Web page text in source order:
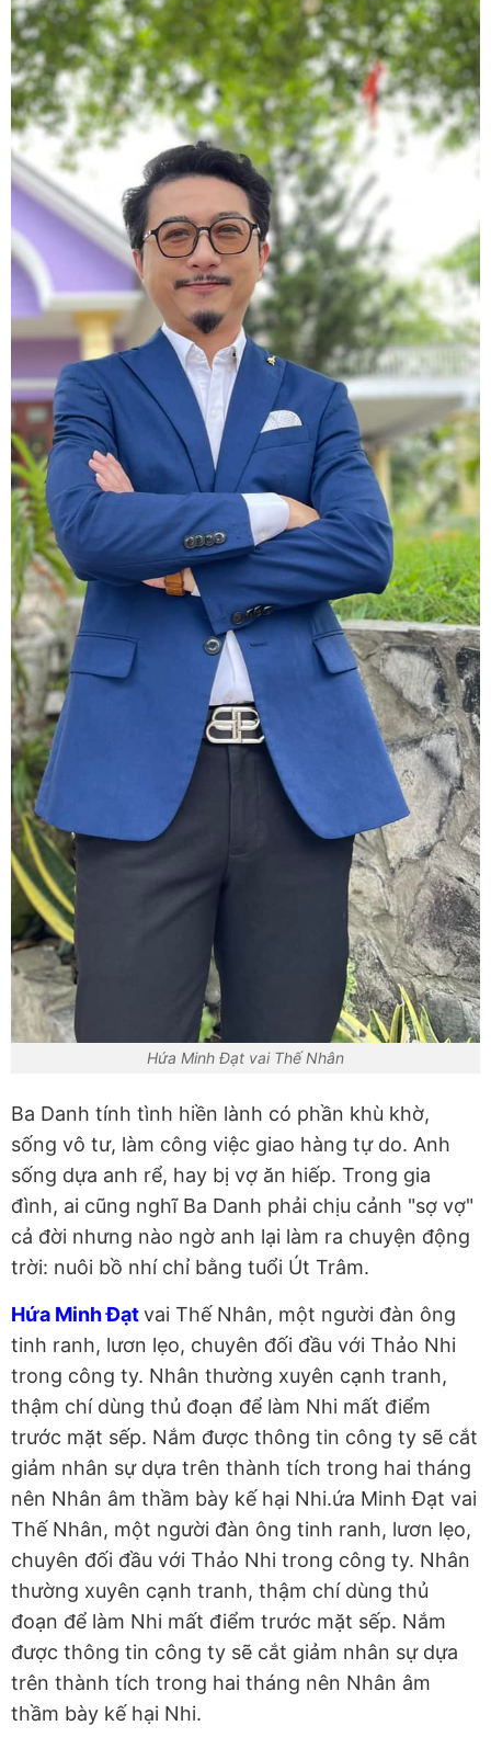
Hứa Minh Đạt vai Thế Nhân
Ba Danh tính tình hiền lành có phần khù khờ,
sống vô tư, làm công việc giao hàng tự do. Anh
sống dựa anh rể, hay bị vợ ăn hiếp. Trong gia
đình, ai cũng nghĩ Ba Danh phải chịu cảnh "sợ vợ"
cả đời nhưng nào ngờ anh lại làm ra chuyện động
trời: nuôi bồ nhí chỉ bằng tuổi Út Trâm.
Hứa Minh Đạtvai Thế Nhân, một người đàn ông
tinh ranh, lươn lẹo, chuyên đối đầu với Thảo Nhi
trong công ty. Nhân thường xuyên cạnh tranh,
thậm chí dùng thủ đoạn để làm Nhi mất điểm
trước mặt sếp. Nắm được thông tin công ty sẽ cắt
giảm nhân sự dựa trên thành tích trong hai tháng
nên Nhân âm thầm bày kế hại Nhi.ứa Minh Đạt vai
Thế Nhân, một người đàn ông tinh ranh, lươn lẹo,
chuyên đối đầu với Thảo Nhi trong công ty. Nhân
thường xuyên cạnh tranh, thậm chí dùng thủ
đoạn để làm Nhi mất điểm trước mặt sếp. Nắm
được thông tin công ty sẽ cắt giảm nhân sự dựa
trên thành tích trong hai tháng nên Nhân âm
thầm bày kế hại Nhi.